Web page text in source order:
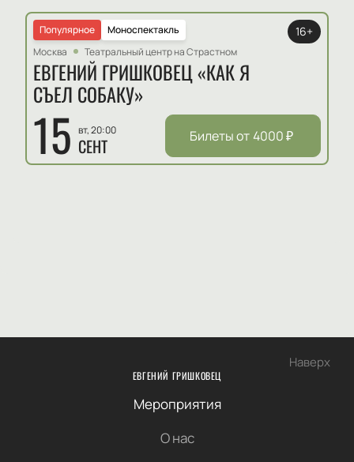
Моноспектакль
Популярное
Москва
Театральный центр на Страстном
ЕВГЕНИЙ ГРИШКОВЕЦ «КАК Я
СЪЕЛ СОБАКУ»
15 вт, 20:00
СЕНТ
16+
Билеты от 4000₽
Наверх
ЕВГЕНИЙ ГРИШКОВЕЦ
Мероприятия
О нас